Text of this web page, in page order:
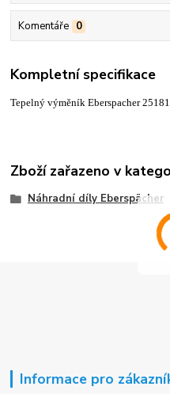
Komentáře 0
Kompletní specifikace
Tepelný výměník Eberspacher
Zboží zařazeno v
Náhradní díly Eberspächer
Informace pro